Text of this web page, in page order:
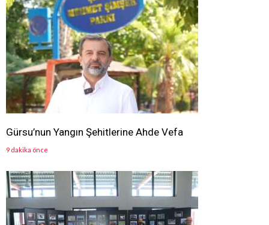
Gürsu’nun Yangın Şehitlerine Ahde Vefa
9 dakika önce